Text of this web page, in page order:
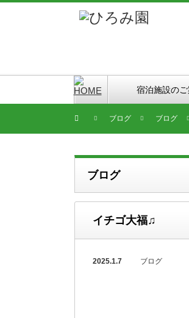
宿泊施設の
ブログ ブログ
ブログ
イチゴ大福♫
2025.1.7 ブログ